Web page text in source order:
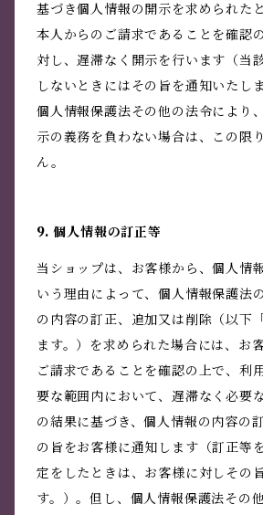
基づき個人情報の開示を求められた
本人からのご請求であることを確認
対し、遅滞なく開示を行います（当
しないときにはその旨を通知いたし
個人情報保護法その他の法令により
示の義務を負わない場合は、この限
ん。
9. 個人情報の訂正等
当ショップは、お客様から、個人情
いう理由によって、個人情報保護法
の内容の訂正、追加又は削除（以下
ます。）を求められた場合には、お
ご請求であることを確認の上で、利
要な範囲内において、遅滞なく必要
の結果に基づき、個人情報の内容の
の旨をお客様に通知します（訂正等
定をしたときは、お客様に対しその
す。）。但し、個人情報保護法その